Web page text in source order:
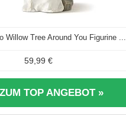
Willow Tree Around You Figurine ...
59,99 €
ZUM TOP ANGEBOT »